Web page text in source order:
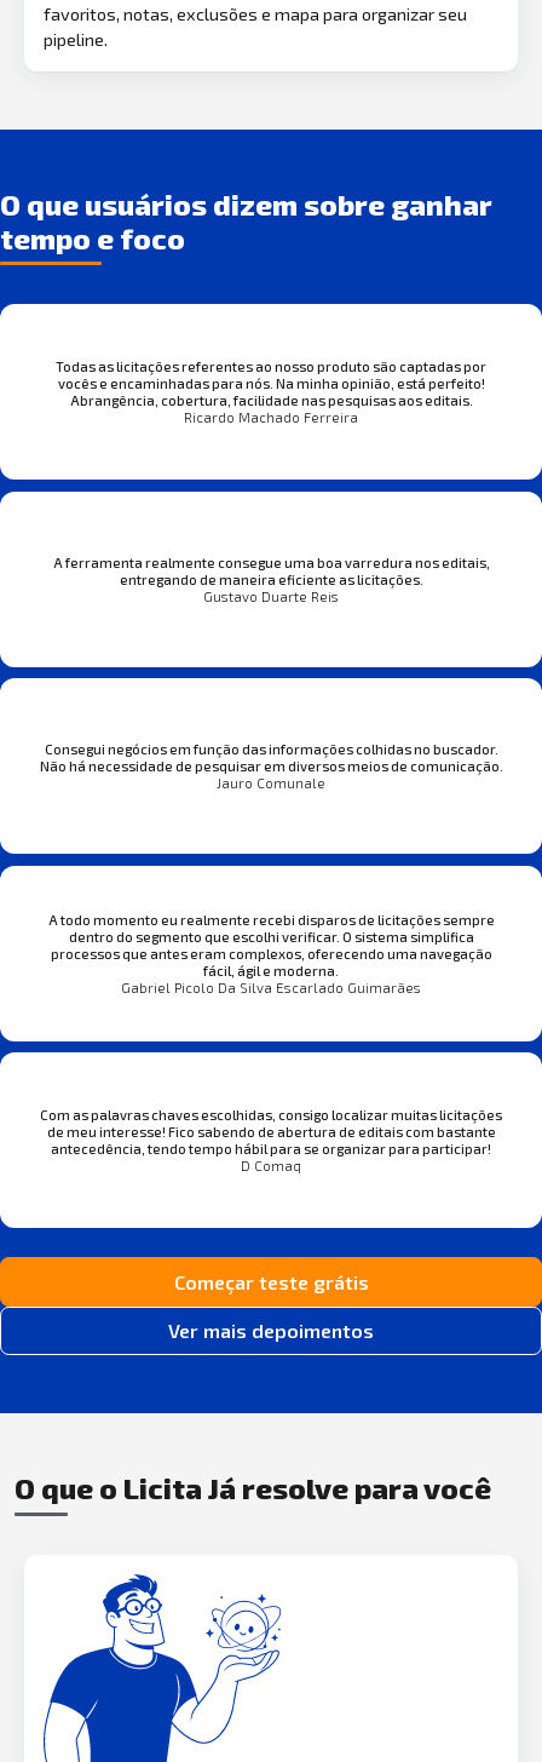
favoritos, notas, exclusões e mapa para organizar seu
pipeline.
O que usuários dizem sobre ganhar
tempo e foco
Todas as licitações referentes ao nosso produto são captadas por
vocês e encaminhadas para nós. Na minha opinião, está perfeito!
Abrangência, cobertura, facilidade nas pesquisas aos editais.
Ricardo Machado Ferreira
A ferramenta realmente consegue uma boa varredura nos editais,
entregando de maneira eficiente as licitações.
Gustavo Duarte Reis
Consegui negócios em função das informações colhidas no buscador.
Não há necessidade de pesquisar em diversos meios de comunicação.
Jauro Comunale
A todo momento eu realmente recebi disparos de licitações sempre
dentro do segmento que escolhi verificar. O sistema simplifica
processos que antes eram complexos, oferecendo uma navegação
fácil, ágil e moderna.
Gabriel Picolo Da Silva Escarlado Guimarães
Com as palavras chaves escolhidas, consigo localizar muitas licitações
de meu interesse! Fico sabendo de abertura de editais com bastante
antecedência, tendo tempo hábil para se organizar para participar!
D Comaq
Começar teste grátis
Ver mais depoimentos
O que o Licita Já resolve para você